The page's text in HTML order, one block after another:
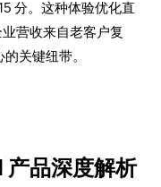
分。这种体验优化直
营收来自老客户复
关键纽带。
产品深度解析